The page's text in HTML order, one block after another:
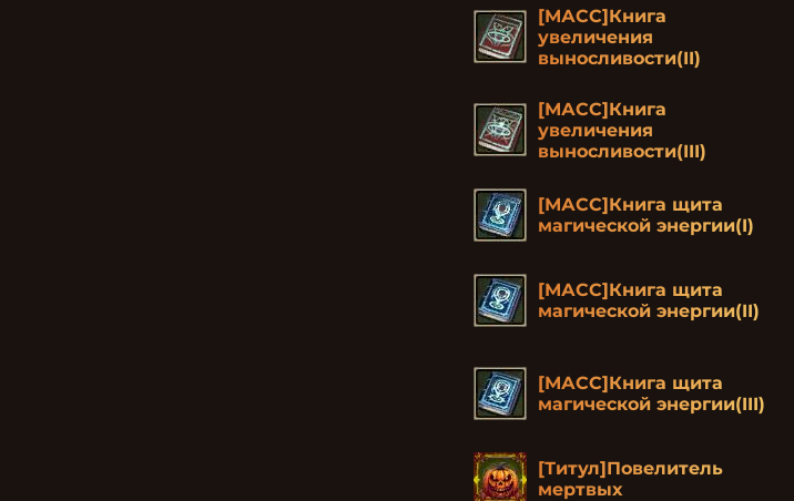
[МАСС]Книга
увеличения
выносливости(II)
[МАСС]Книга
увеличения
выносливости(III)
[МАСС]Книга щита
магической энергии(I)
[МАСС]Книга щита
магической энергии(II)
[МАСС]Книга щита
магической энергии(III)
[Титул]Повелитель
мертвых